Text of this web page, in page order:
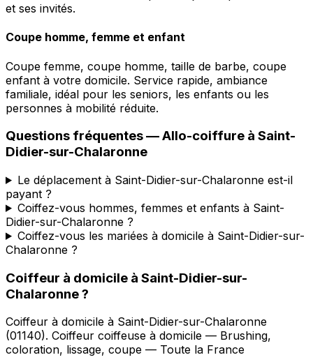
et ses invités.
Coupe homme, femme et enfant
Coupe femme, coupe homme, taille de barbe, coupe
enfant à votre domicile. Service rapide, ambiance
familiale, idéal pour les seniors, les enfants ou les
personnes à mobilité réduite.
Questions fréquentes —Allo-coiffure à Saint-
Didier-sur-Chalaronne
Le déplacement à Saint-Didier-sur-Chalaronne est-il
payant ?
Coiffez-vous hommes, femmes et enfants à Saint-
Didier-sur-Chalaronne ?
Coiffez-vous les mariées à domicile à Saint-Didier-sur-
Chalaronne ?
Coiffeur à domicile à Saint-Didier-sur-
Chalaronne?
Coiffeur à domicile à Saint-Didier-sur-Chalaronne
(01140). Coiffeur coiffeuse à domicile — Brushing,
coloration, lissage, coupe — Toute la France